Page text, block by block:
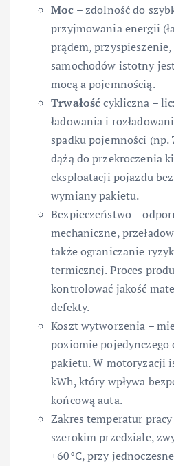
Moc – zdolność do
przyjmowania energii
prądem,
samochodów istotny
mocą a pojemnością.
Trwałość cykliczna –
ładowania i
spadku pojemności (np.
dążą do przekroczenia
eksploatacji pojazdu
wymiany pakietu.
Bezpieczeństwo –
mechaniczne,
także ograniczanie
termicznej. Proces
kontrolować jakość
defekty.
Koszt wytworzenia –
poziomie pojedynczego
pakietu. W motoryzacji
kWh, który wpływa
końcową auta.
Zakres temperatur
szerokim przedziale,
+60°C, przy